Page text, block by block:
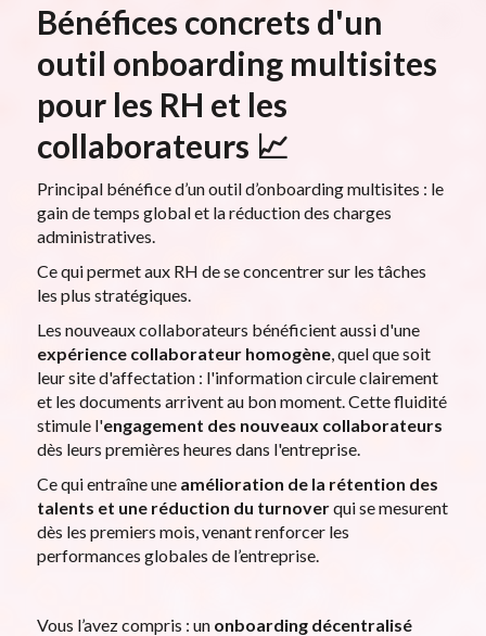
Bénéfices concrets d'un
outil onboarding multisites
pour les RH et les
collaborateurs 📈
Principal bénéfice d’un outil d’onboarding multisites : le
gain de temps global et la réduction des charges
administratives.
Ce qui permet aux RH de se concentrer sur les tâches
les plus stratégiques.
Les nouveaux collaborateurs bénéficient aussi d'une
expérience collaborateur homogène, quel que soit
leur site d'affectation : l'information circule clairement
et les documents arrivent au bon moment. Cette fluidité
stimule l'engagement des nouveaux collaborateurs
dès leurs premières heures dans l'entreprise.
Ce qui entraîne une amélioration de la rétention des
talents et une réduction du turnoverqui se mesurent
dès les premiers mois, venant renforcer les
performances globales de l’entreprise.
Vous l’avez compris : un onboarding décentralisé